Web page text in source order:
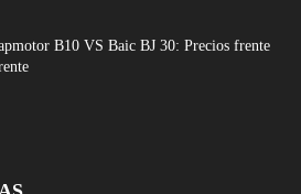
B10 VS Baic BJ 30: Precios frente